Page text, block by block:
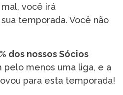
você irá
temporada. Você não
dos nossos Sócios
pelo menos uma liga, e a
para esta temporada!